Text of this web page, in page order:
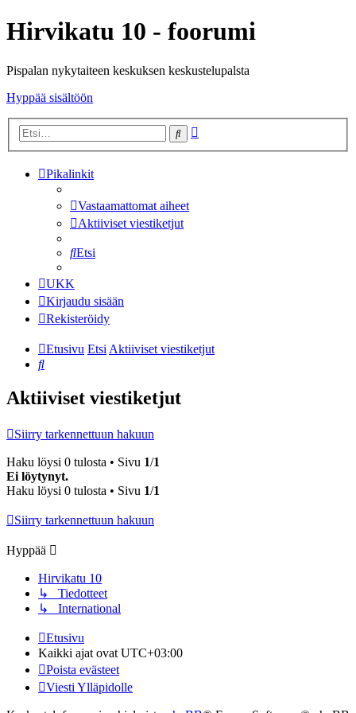
Hirvikatu 10 - foorumi
Pispalan nykytaiteen keskuksen keskustelupalsta
Hyppää sisältöön
Etsi
Pikalinkit
Vastaamattomat aiheet
Aktiiviset viestiketjut
Etsi
UKK
Kirjaudu sisään
Rekisteröidy
Etusivu EtsiAktiiviset viestiketjut
Etsi
Aktiiviset viestiketjut
Siirry tarkennettuun hakuun
Haku löysi 0 tulosta • Sivu 1/1
Ei löytynyt.
Haku löysi 0 tulosta • Sivu 1/1
Siirry tarkennettuun hakuun
Hyppää
Hirvikatu 10
↳ Tiedotteet
↳ International
Etusivu
Kaikki ajat ovat UTC+03:00
Poista evästeet
Viesti Ylläpidolle